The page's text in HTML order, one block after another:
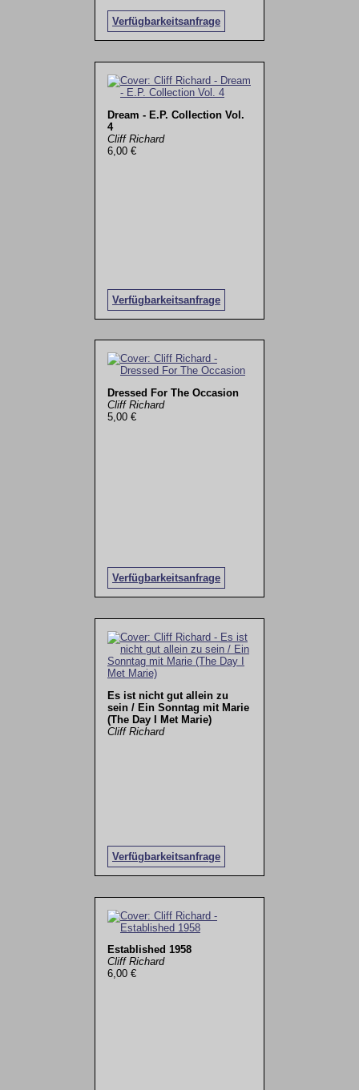
Verfügbarkeitsanfrage
Dream - E.P. Collection Vol.
4
Cliff Richard
6,00 €
Verfügbarkeitsanfrage
Dressed For The Occasion
Cliff Richard
5,00 €
Verfügbarkeitsanfrage
Es ist nicht gut allein zu
sein / Ein Sonntag mit Marie
(The Day I Met Marie)
Cliff Richard
Verfügbarkeitsanfrage
Established 1958
Cliff Richard
6,00 €